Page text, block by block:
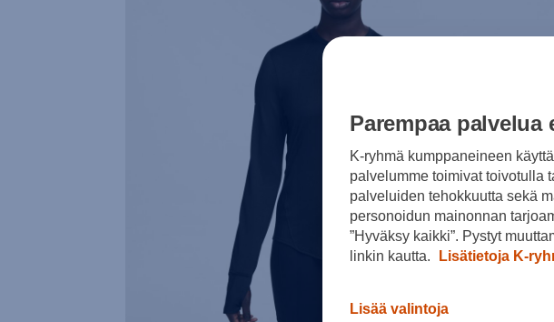
Parempaa palvelua
K-ryhmä kumppaneineen
palvelumme toimivat toivotulla
palveluiden tehokkuutta sekä
personoidun mainonnan
”Hyväksy kaikki”. Pystyt
linkin kautta.
Lisätietoja K-
Lisää valintoja